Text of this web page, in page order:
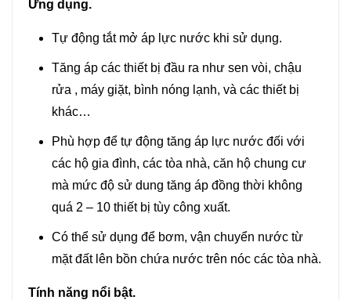
lượng
Ứng dụng.
Tự động tắt mở áp lực nước khi sử dụng.
Tăng áp các thiết bị đầu ra như sen vòi, chậu
rửa , máy giặt, bình nóng lạnh, và các thiết bị
khác…
Phù hợp để tự động tăng áp lực nước đối với
các hộ gia đình, các tòa nhà, căn hộ chung cư
mà mức độ sử dung tăng áp đồng thời không
quá 2 – 10 thiết bị tùy công xuất.
Có thể sử dụng để bơm, vận chuyển nước từ
mặt đất lên bồn chứa nước trên nóc các tòa nhà.
Tính năng nổi bật.